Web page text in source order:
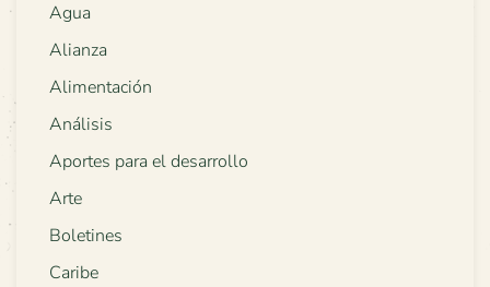
Agua
Alianza
Alimentación
Análisis
Aportes para el desarrollo
Arte
Boletines
Caribe